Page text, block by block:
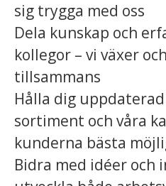
sig trygga med oss
Dela kunskap och
kollegor – vi växer
tillsammans
Hålla dig
sortiment och våra
kunderna bästa
Bidra med idéer